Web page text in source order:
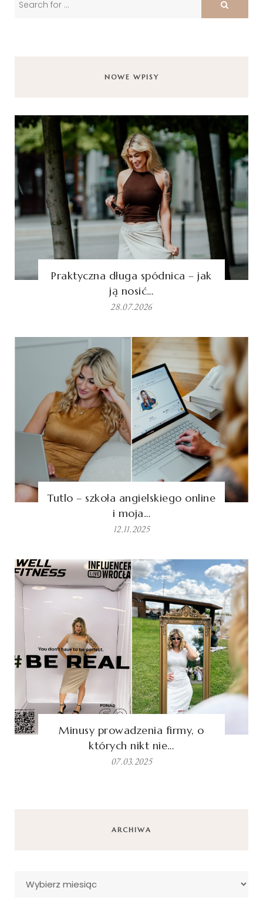
NOWE WPISY
Praktyczna długa spódnica – jak
ją nosić…
28.07.2026
Tutlo – szkoła angielskiego online
i moja…
12.11.2025
Minusy prowadzenia firmy, o
których nikt nie…
07.03.2025
ARCHIWA